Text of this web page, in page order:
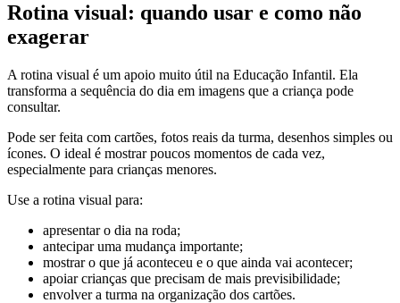
Rotina visual: quando usar e como não
exagerar
A rotina visual é um apoio muito útil na Educação Infantil. Ela
transforma a sequência do dia em imagens que a criança pode
consultar.
Pode ser feita com cartões, fotos reais da turma, desenhos simples ou
ícones. O ideal é mostrar poucos momentos de cada vez,
especialmente para crianças menores.
Use a rotina visual para:
apresentar o dia na roda;
antecipar uma mudança importante;
mostrar o que já aconteceu e o que ainda vai acontecer;
apoiar crianças que precisam de mais previsibilidade;
envolver a turma na organização dos cartões.